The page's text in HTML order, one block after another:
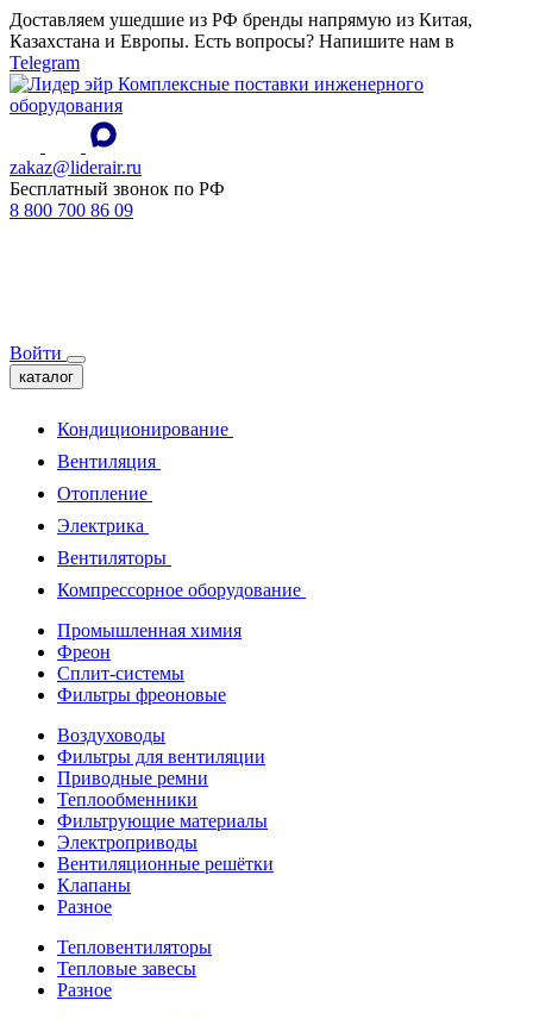
Доставляем ушедшие из РФ бренды напрямую из Китая,
Казахстана и Европы. Есть вопросы? Напишите нам в
Telegram
Комплексные поставки инженерного
оборудования
zakaz@liderair.ru
Бесплатный звонок по РФ
8 800 700 86 09
Войти
каталог
Кондиционирование
Вентиляция
Отопление
Электрика
Вентиляторы
Компрессорное оборудование
Промышленная химия
Фреон
Сплит-системы
Фильтры фреоновые
Воздуховоды
Фильтры для вентиляции
Приводные ремни
Теплообменники
Фильтрующие материалы
Электроприводы
Вентиляционные решётки
Клапаны
Разное
Тепловентиляторы
Тепловые завесы
Разное